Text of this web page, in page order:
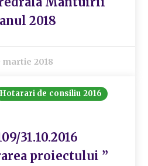
2018
martie 2018
Hotarari de consiliu 2016
31.10.2016
proiectului ”